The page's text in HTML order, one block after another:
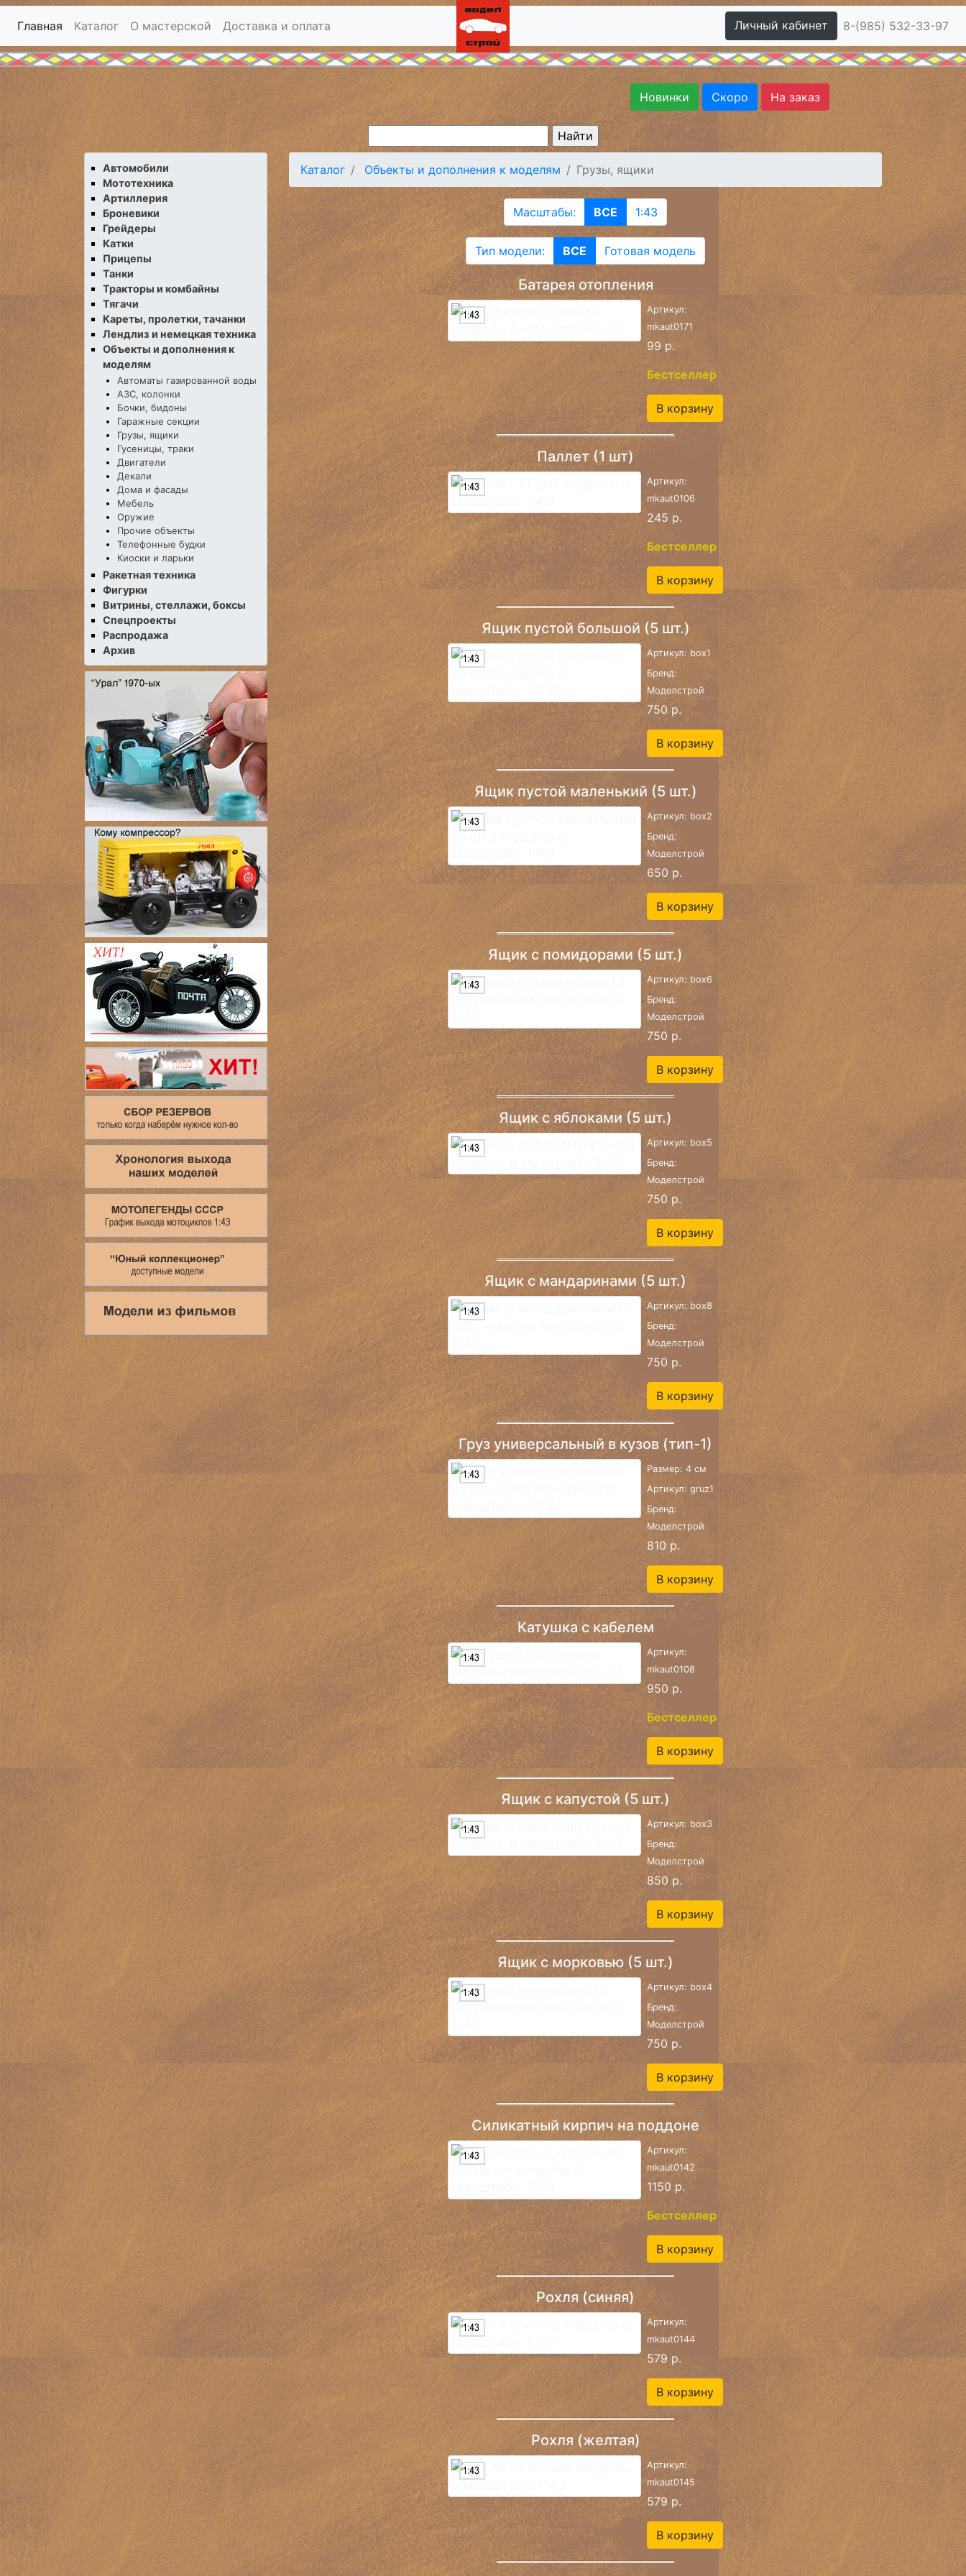
Главная Каталог О мастерской Доставка и оплата Личный кабинет 8-(985) 532-33-97
Новинки Скоро На заказ
Автомобили
Мототехника
Артиллерия
Броневики
Грейдеры
Катки
Прицепы
Танки
Тракторы и комбайны
Тягачи
Кареты, пролетки, тачанки
Лендлиз и немецкая техника
Объекты и дополнения к
моделям
Автоматы газированной воды
АЗС, колонки
Бочки, бидоны
Гаражные секции
Грузы, ящики
Гусеницы, траки
Двигатели
Декали
Дома и фасады
Мебель
Оружие
Прочие объекты
Телефонные будки
Киоски и ларьки
Ракетная техника
Фигурки
Витрины, стеллажи, боксы
Спецпроекты
Распродажа
Архив
Каталог Объекты и дополнения к моделям Грузы, ящики
Масштабы: ВСЕ 1:43
Тип модели: ВСЕ Готовая модель
Батарея отопления
Артикул:
mkaut0171
99 р.
Бестселлер
В корзину
Паллет (1 шт)
Артикул:
mkaut0106
245 р.
Бестселлер
В корзину
Ящик пустой большой (5 шт.)
Артикул: box1
Бренд:
Моделстрой
750 р.
В корзину
Ящик пустой маленький (5 шт.)
Артикул: box2
Бренд:
Моделстрой
650 р.
В корзину
Ящик c помидорами (5 шт.)
Артикул: box6
Бренд:
Моделстрой
750 р.
В корзину
Ящик c яблоками (5 шт.)
Артикул: box5
Бренд:
Моделстрой
750 р.
В корзину
Ящик c мандаринами (5 шт.)
Артикул: box8
Бренд:
Моделстрой
750 р.
В корзину
Груз универсальный в кузов (тип-1)
Размер: 4 см
Артикул: gruz1
Бренд:
Моделстрой
810 р.
В корзину
Катушка с кабелем
Артикул:
mkaut0108
950 р.
Бестселлер
В корзину
Ящик c капустой (5 шт.)
Артикул: box3
Бренд:
Моделстрой
850 р.
В корзину
Ящик c морковью (5 шт.)
Артикул: box4
Бренд:
Моделстрой
750 р.
В корзину
Силикатный кирпич на поддоне
Артикул:
mkaut0142
1150 р.
Бестселлер
В корзину
Рохля (синяя)
Артикул:
mkaut0144
579 р.
В корзину
Рохля (желтая)
Артикул:
mkaut0145
579 р.
В корзину